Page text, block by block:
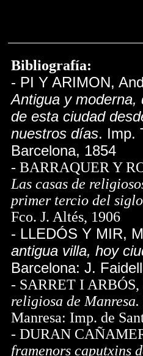
Bibliografía:
- PI Y ARIMON,
Antigua y moderna,
de esta ciudad
nuestros días. Imp.
Barcelona, 1854
- BARRAQUER Y
Las casas de
primer tercio del
Fco. J. Altés, 1906
- LLEDÓS Y MIR,
antigua villa, hoy
Barcelona: J.
- SARRET I ARBÓS,
religiosa de
Manresa: Imp. de
- DURAN
framenors caputxins